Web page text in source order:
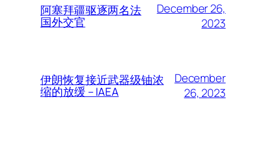
阿塞拜疆驱逐两名法
国外交官
December 26,
2023
伊朗恢复接近武器级铀浓
缩的放缓 – IAEA
December
26, 2023